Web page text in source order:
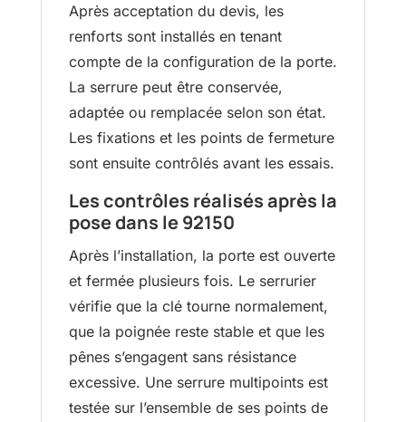
Après acceptation du devis, les
renforts sont installés en tenant
compte de la configuration de la porte.
La serrure peut être conservée,
adaptée ou remplacée selon son état.
Les fixations et les points de fermeture
sont ensuite contrôlés avant les essais.
Les contrôles réalisés après la
pose dans le 92150
Après l’installation, la porte est ouverte
et fermée plusieurs fois. Le serrurier
vérifie que la clé tourne normalement,
que la poignée reste stable et que les
pênes s’engagent sans résistance
excessive. Une serrure multipoints est
testée sur l’ensemble de ses points de